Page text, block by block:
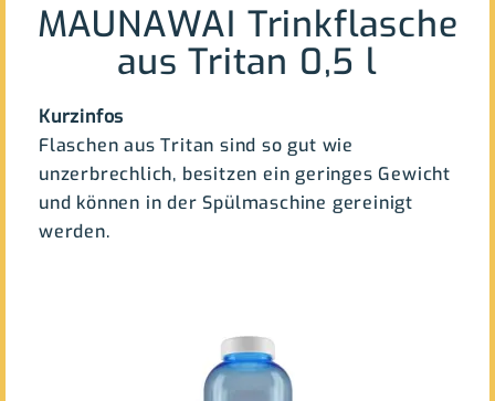
MAUNAWAI Trinkflasche
aus Tritan 0,5 l
Kurzinfos
Flaschen aus Tritan sind so gut wie
unzerbrechlich, besitzen ein geringes Gewicht
und können in der Spülmaschine gereinigt
werden.